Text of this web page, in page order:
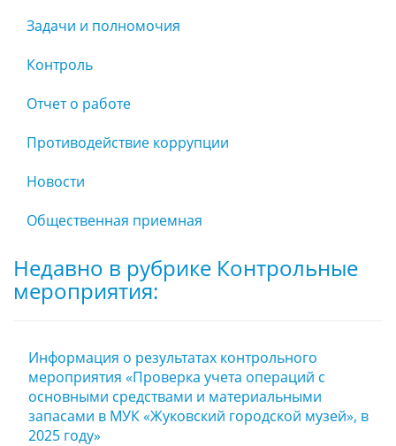
Задачи и полномочия
Контроль
Отчет о работе
Противодействие коррупции
Новости
Общественная приемная
Недавно в рубрике Контрольные
мероприятия:
Информация о результатах контрольного
мероприятия «Проверка учета операций с
основными средствами и материальными
запасами в МУК «Жуковский городской музей», в
2025 году»